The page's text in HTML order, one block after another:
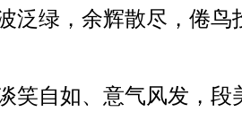
泛绿，余辉散尽，倦
笑自如、意气风发，段